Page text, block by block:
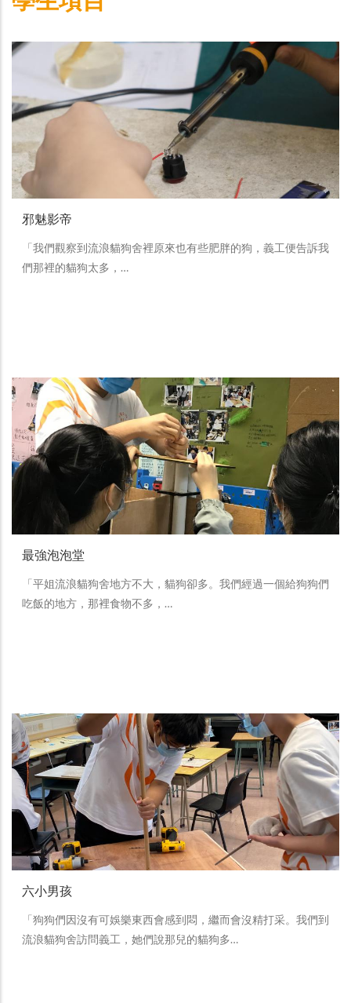
邪魅影帝
「我們觀察到流浪貓狗舍裡原來也有些肥胖的狗，義工便告訴我
們那裡的貓狗太多，…
最強泡泡堂
「平姐流浪貓狗舍地方不大，貓狗卻多。我們經過一個給狗狗們
吃飯的地方，那裡食物不多，…
六小男孩
「狗狗們因沒有可娛樂東西會感到悶，繼而會沒精打采。我們到
流浪貓狗舍訪問義工，她們說那兒的貓狗多…